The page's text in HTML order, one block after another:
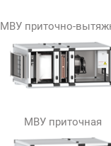
МВУ приточно-
МВУ приточная